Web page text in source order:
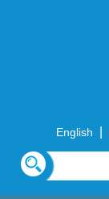
|
English